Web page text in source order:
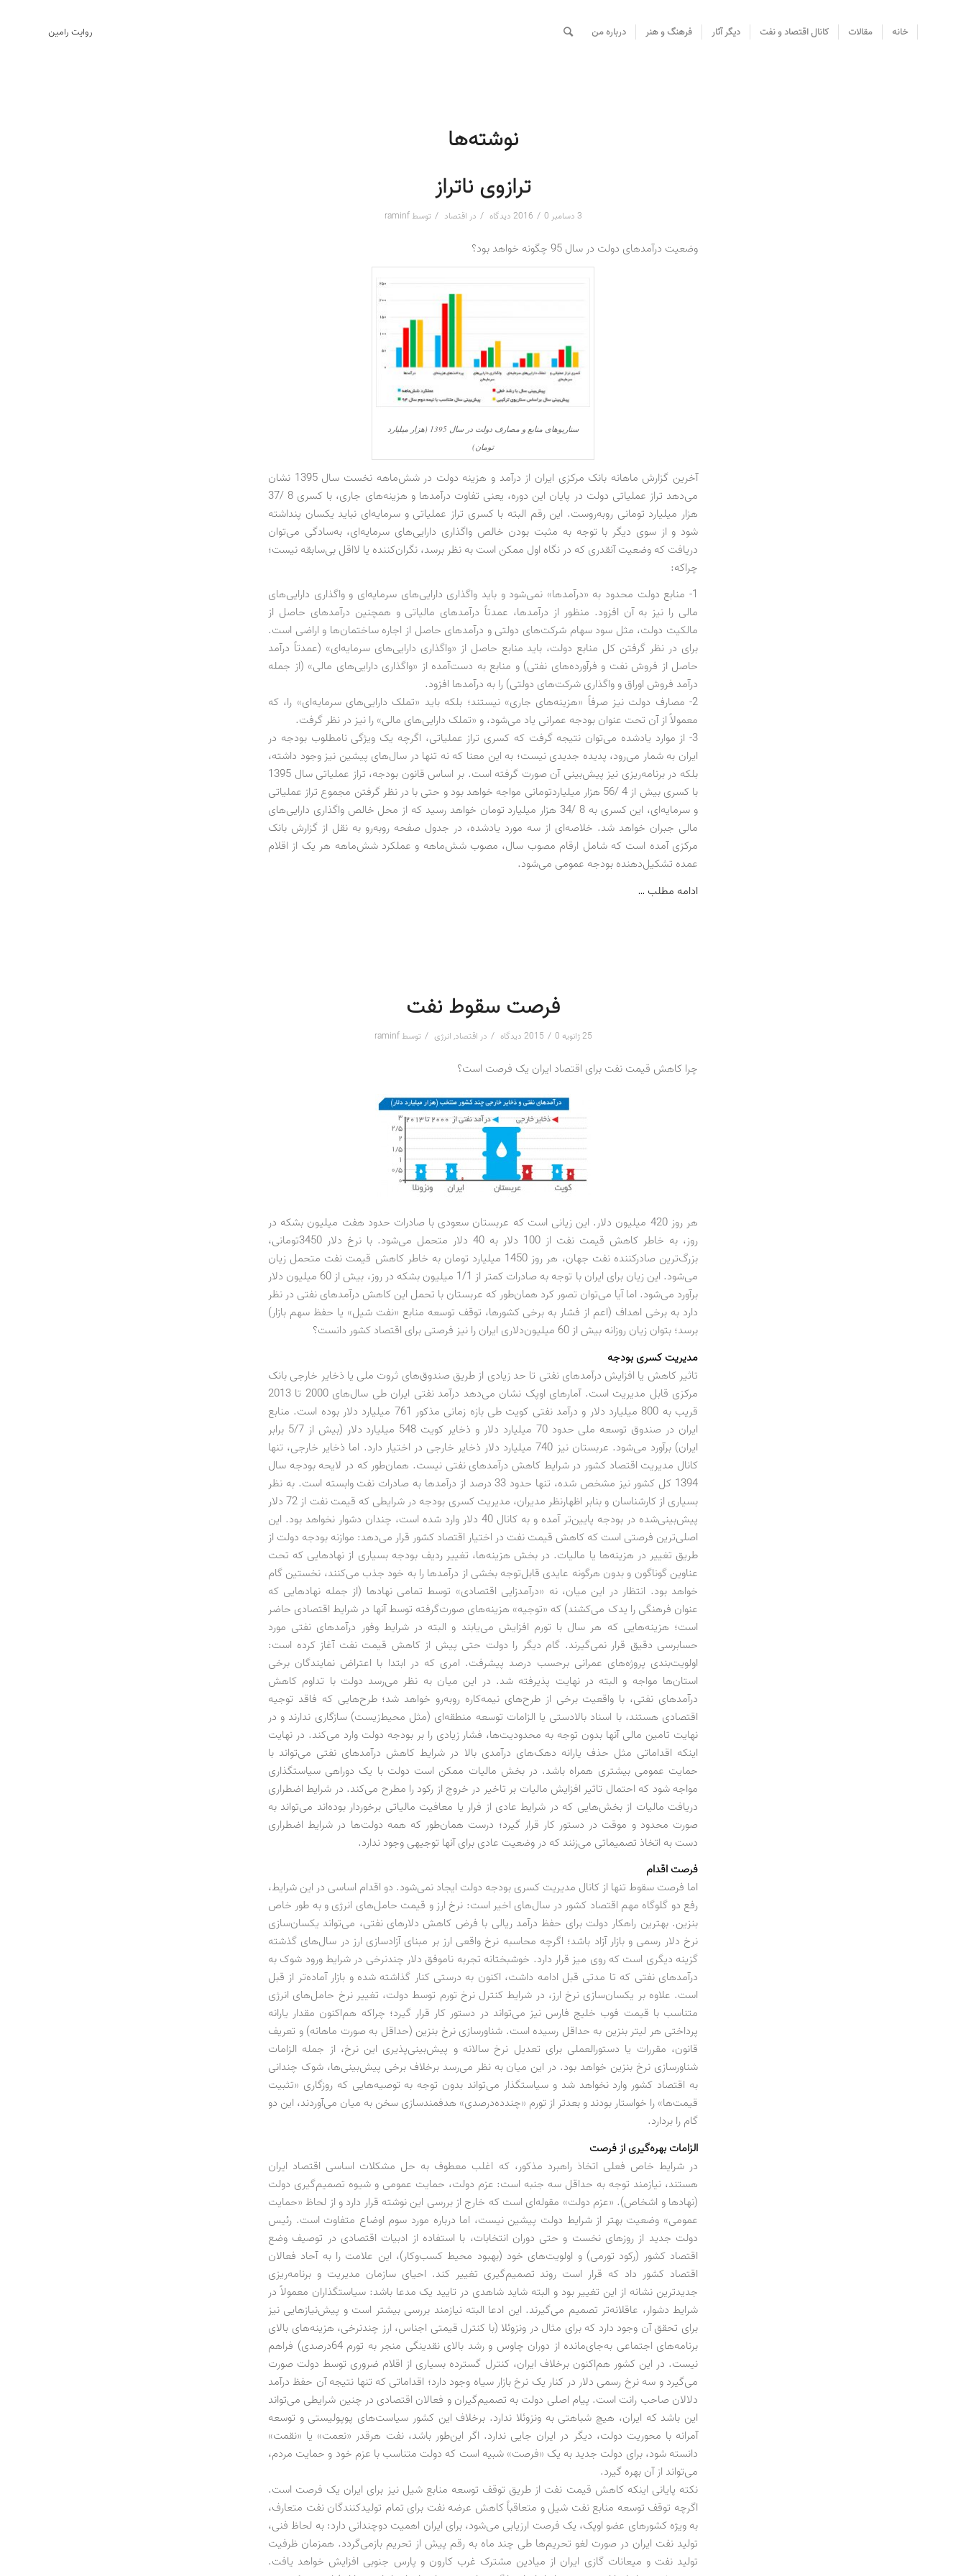
روایت رامین خانه مقالات کانال اقتصاد و نفت دیگر آثار فرهنگ و هنر درباره من
نوشته‌ها
ترازوی ناتراز
3 دسامبر 2016 / 0 دیدگاه / در اقتصاد / توسطraminf
وضعیت درآمدهای دولت در سال 95 چگونه خواهد بود؟
سناریوهای منابع و مصارف دولت در سال 1395 (هزار میلیارد
تومان)
آخرین گزارش ماهانه بانک مرکزی ایران از درآمد و هزینه دولت در شش‌ماهه نخست سال 1395 نشان
می‌دهد تراز عملیاتی دولت در پایان این دوره، یعنی تفاوت درآمدها و هزینه‌های جاری، با کسری 8 /37
هزار میلیارد تومانی روبه‌روست. این رقم البته با کسری تراز عملیاتی و سرمایه‌ای نباید یکسان پنداشته
شود و از سوی دیگر با توجه به مثبت بودن خالص واگذاری دارایی‌های سرمایه‌ای، به‌سادگی می‌توان
دریافت که وضعیت آنقدری که در نگاه اول ممکن است به نظر برسد، نگران‌کننده یا لااقل بی‌سابقه نیست؛
چراکه:
1- منابع دولت محدود به «درآمدها» نمی‌شود و باید واگذاری دارایی‌های سرمایه‌ای و واگذاری دارایی‌های
مالی را نیز به آن افزود. منظور از درآمدها، عمدتاً درآمدهای مالیاتی و همچنین درآمدهای حاصل از
مالکیت دولت، مثل سود سهام شرکت‌های دولتی و درآمدهای حاصل از اجاره ساختمان‌ها و اراضی است.
برای در نظر گرفتن کل منابع دولت، باید منابع حاصل از «واگذاری دارایی‌های سرمایه‌ای» (عمدتاً درآمد
حاصل از فروش نفت و فرآورده‌های نفتی) و منابع به دست‌آمده از «واگذاری دارایی‌های مالی» (از جمله
درآمد فروش اوراق و واگذاری شرکت‌های دولتی) را به درآمدها افزود.
2- مصارف دولت نیز صرفاً «هزینه‌های جاری» نیستند؛ بلکه باید «تملک دارایی‌های سرمایه‌ای» را، که
معمولاً از آن تحت عنوان بودجه عمرانی یاد می‌شود، و «تملک دارایی‌های مالی» را نیز در نظر گرفت.
3- از موارد یادشده می‌توان نتیجه گرفت که کسری تراز عملیاتی، اگرچه یک ویژگی نامطلوب بودجه در
ایران به شمار می‌رود، پدیده جدیدی نیست؛ به این معنا که نه تنها در سال‌های پیشین نیز وجود داشته،
بلکه در برنامه‌ریزی نیز پیش‌بینی آن صورت گرفته است. بر اساس قانون بودجه، تراز عملیاتی سال 1395
با کسری بیش از 4 /56 هزار میلیارد‌تومانی مواجه خواهد بود و حتی با در نظر گرفتن مجموع تراز عملیاتی
و سرمایه‌ای، این کسری به 8 /34 هزار میلیارد تومان خواهد رسید که از محل خالص واگذاری دارایی‌های
مالی جبران خواهد شد. خلاصه‌ای از سه مورد یادشده، در جدول صفحه روبه‌رو به نقل از گزارش بانک
مرکزی آمده است که شامل ارقام مصوب سال، مصوب شش‌ماهه و عملکرد شش‌ماهه هر یک از اقلام
عمده تشکیل‌دهنده بودجه عمومی می‌شود.
ادامه مطلب …
فرصت سقوط نفت
25 ژانویه 2015 / 0 دیدگاه / در اقتصاد, انرژی / توسطraminf
چرا کاهش قیمت نفت برای اقتصاد ایران یک فرصت است؟
هر روز 420 میلیون دلار‍. این زیانی است که عربستان سعودی با صادرات حدود هفت میلیون بشکه در
روز، به خاطر کاهش قیمت نفت از 100 دلار به 40 دلار متحمل می‌شود. با نرخ دلار 3450تومانی،
بزرگ‌ترین صادرکننده نفت جهان، هر روز 1450 میلیارد تومان به خاطر کاهش قیمت نفت متحمل زیان
می‌شود. این زیان برای ایران با توجه به صادرات کمتر از 1/1 میلیون بشکه در روز، بیش از 60 میلیون دلار
برآورد می‌شود. اما آیا می‌توان تصور کرد همان‌طور که عربستان با تحمل این کاهش درآمدهای نفتی در نظر
دارد به برخی اهداف (اعم از فشار به برخی کشورها، توقف توسعه منابع «نفت شیل» یا حفظ سهم بازار)
برسد؛ بتوان زیان روزانه بیش از 60 میلیون‌دلاری ایران را نیز فرصتی برای اقتصاد کشور دانست؟
مدیریت کسری بودجه
تاثیر کاهش یا افزایش درآمدهای نفتی تا حد زیادی از طریق صندوق‌های ثروت ملی یا ذخایر خارجی بانک
مرکزی قابل مدیریت است. آمارهای اوپک نشان می‌دهد درآمد نفتی ایران طی سال‌های 2000 تا 2013
قریب به 800 میلیارد دلار و درآمد نفتی کویت طی بازه زمانی مذکور 761 میلیارد دلار بوده است. منابع
ایران در صندوق توسعه ملی حدود 70 میلیارد دلار و ذخایر کویت 548 میلیارد دلار (بیش از 5/7 برابر
ایران) برآورد می‌شود. عربستان نیز 740 میلیارد دلار ذخایر خارجی در اختیار دارد. اما ذخایر خارجی، تنها
کانال مدیریت اقتصاد کشور در شرایط کاهش درآمدهای نفتی نیست. همان‌طور که در لایحه بودجه سال
1394 کل کشور نیز مشخص شده، تنها حدود 33 درصد از درآمدها به صادرات نفت وابسته است. به نظر
بسیاری از کارشناسان و بنابر اظهارنظر مدیران، مدیریت کسری بودجه در شرایطی که قیمت نفت از 72 دلار
پیش‌بینی‌شده در بودجه پایین‌تر آمده و به کانال 40 دلار وارد شده است، چندان دشوار نخواهد بود. این
اصلی‌ترین فرصتی است که کاهش قیمت نفت در اختیار اقتصاد کشور قرار می‌دهد: موازنه بودجه دولت از
طریق تغییر در هزینه‌ها یا مالیات. در بخش هزینه‌ها، تغییر ردیف بودجه بسیاری از نهادهایی که تحت
عناوین گوناگون و بدون هرگونه عایدی قابل‌توجه بخشی از درآمدها را به خود جذب می‌کنند، نخستین گام
خواهد بود. انتظار در این میان، نه «درآمدزایی اقتصادی» توسط تمامی نهادها (از جمله نهادهایی که
عنوان فرهنگی را یدک می‌کشند) که «توجیه» هزینه‌های صورت‌گرفته توسط آنها در شرایط اقتصادی حاضر
است؛ هزینه‌هایی که هر سال با تورم افزایش می‌یابند و البته در شرایط وفور درآمدهای نفتی مورد
حسابرسی دقیق قرار نمی‌گیرند. گام دیگر را دولت حتی پیش از کاهش قیمت نفت آغاز کرده است:
اولویت‌بندی پروژه‌های عمرانی بر‌حسب درصد پیشرفت. امری که در ابتدا با اعتراض نمایندگان برخی
استان‌ها مواجه و البته در نهایت پذیرفته شد. در این میان به نظر می‌رسد دولت با تداوم کاهش
درآمدهای نفتی، با واقعیت برخی از طرح‌های نیمه‌کاره روبه‌رو خواهد شد؛ طرح‌هایی که فاقد توجیه
اقتصادی هستند، با اسناد بالادستی یا الزامات توسعه منطقه‌ای (مثل محیط‌زیست) سازگاری ندارند و در
نهایت تامین مالی آنها بدون توجه به محدودیت‌ها، فشار زیادی را بر بودجه دولت وارد می‌کند. در نهایت
اینکه اقداماتی مثل حذف یارانه دهک‌های درآمدی بالا در شرایط کاهش درآمدهای نفتی می‌تواند با
حمایت عمومی بیشتری همراه باشد. در بخش مالیات ممکن است دولت با یک دوراهی سیاستگذاری
مواجه شود که احتمال تاثیر افزایش مالیات بر تاخیر در خروج از رکود را مطرح می‌کند. در شرایط اضطراری
دریافت مالیات از بخش‌هایی که در شرایط عادی از فرار یا معافیت مالیاتی برخوردار بوده‌اند می‌تواند به
صورت محدود و موقت در دستور کار قرار گیرد؛ درست همان‌طور که همه دولت‌ها در شرایط اضطراری
دست به اتخاذ تصمیماتی می‌زنند که در وضعیت عادی برای آنها توجیهی وجود ندارد.
فرصت اقدام
اما فرصت سقوط تنها از کانال مدیریت کسری بودجه دولت ایجاد نمی‌شود. دو اقدام اساسی در این شرایط،
رفع دو گلوگاه مهم اقتصاد کشور در سال‌های اخیر است: نرخ ارز و قیمت حامل‌های انرژی و به طور خاص
بنزین. بهترین راهکار دولت برای حفظ درآمد ریالی با فرض کاهش دلارهای نفتی، می‌تواند یکسان‌سازی
نرخ دلار رسمی و بازار آزاد باشد؛ اگرچه محاسبه نرخ واقعی ارز بر مبنای آزادسازی ارز در سال‌های گذشته
گزینه دیگری است که روی میز قرار دارد. خوشبختانه تجربه ناموفق دلار چندنرخی در شرایط ورود شوک به
درآمدهای نفتی که تا مدتی قبل ادامه داشت، اکنون به درستی کنار گذاشته شده و بازار آماده‌تر از قبل
است. علاوه بر یکسان‌سازی نرخ ارز، در شرایط کنترل نرخ تورم توسط دولت، تغییر نرخ حامل‌های انرژی
متناسب با قیمت فوب خلیج فارس نیز می‌تواند در دستور کار قرار گیرد؛ چراکه هم‌اکنون مقدار یارانه
پرداختی هر لیتر بنزین به حداقل رسیده است. شناورسازی نرخ بنزین (حداقل به صورت ماهانه) و تعریف
قانون، مقررات یا دستورالعملی برای تعدیل نرخ سالانه و پیش‌بینی‌پذیری این نرخ، از جمله الزامات
شناورسازی نرخ بنزین خواهد بود. در این میان به نظر می‌رسد برخلاف برخی پیش‌بینی‌ها، شوک چندانی
به اقتصاد کشور وارد نخواهد شد و سیاستگذار می‌تواند بدون توجه به توصیه‌هایی که روزگاری «تثبیت
قیمت‌ها» را خواستار بودند و بعدتر از تورم «چندده‌درصدی» هدفمندسازی سخن به میان می‌آوردند، این دو
گام را بردارد.
الزامات بهره‌گیری از فرصت
در شرایط خاص فعلی اتخاذ راهبرد مذکور، که اغلب معطوف به حل مشکلات اساسی اقتصاد ایران
هستند، نیازمند توجه به حداقل سه جنبه است: عزم دولت، حمایت عمومی و شیوه تصمیم‌گیری دولت
(نهادها و اشخاص). «عزم دولت» مقوله‌ای است که خارج از بررسی این نوشته قرار دارد و از لحاظ «حمایت
عمومی» وضعیت بهتر از شرایط دولت پیشین نیست، اما درباره مورد سوم اوضاع متفاوت است. رئیس
دولت جدید از روزهای نخست و حتی دوران انتخابات، با استفاده از ادبیات اقتصادی در توصیف وضع
اقتصاد کشور (رکود تورمی) و اولویت‌های خود (بهبود محیط کسب‌وکار)، این علامت را به آحاد فعالان
اقتصاد کشور داد که قرار است روند تصمیم‌گیری تغییر کند. احیای سازمان مدیریت و برنامه‌ریزی
جدیدترین نشانه از این تغییر بود و البته شاید شاهدی در تایید یک مدعا باشد: سیاستگذاران معمولاً در
شرایط دشوار، عاقلانه‌تر تصمیم می‌گیرند. این ادعا البته نیازمند بررسی بیشتر است و پیش‌‌نیازهایی نیز
برای تحقق آن وجود دارد که برای مثال در ونزوئلا (با کنترل قیمتی اجناس، ارز چندنرخی، هزینه‌های بالای
برنامه‌های اجتماعی به‌جای‌مانده از دوران چاوس و رشد بالای نقدینگی منجر به تورم 64درصدی) فراهم
نیست. در این کشور هم‌اکنون برخلاف ایران، کنترل گسترده بسیاری از اقلام ضروری توسط دولت صورت
می‌گیرد و سه نرخ رسمی دلار در کنار یک نرخ بازار سیاه وجود دارد؛ اقداماتی که تنها نتیجه آن حفظ درآمد
دلالان صاحب رانت است. پیام اصلی دولت به تصمیم‌گیران و فعالان اقتصادی در چنین شرایطی می‌تواند
این باشد که ایران، هیچ شباهتی به ونزوئلا ندارد. برخلاف این کشور سیاست‌های پوپولیستی و توسعه
آمرانه با محوریت دولت، دیگر در ایران جایی ندارد. اگر این‌طور باشد، نفت هرقدر «نعمت» یا «نقمت»
دانسته شود، برای دولت جدید به یک «فرصت» شبیه است که دولت متناسب با عزم خود و حمایت مردم،
می‌تواند از آن بهره گیرد.
نکته پایانی اینکه کاهش قیمت نفت از طریق توقف توسعه منابع شیل نیز برای ایران یک فرصت است.
اگرچه توقف توسعه منابع نفت شیل و متعاقباً کاهش عرضه نفت برای تمام تولیدکنندگان نفت متعارف،
به ویژه کشورهای عضو اوپک، یک فرصت ارزیابی می‌شود، برای ایران اهمیت دوچندانی دارد: به لحاظ فنی،
تولید نفت ایران در صورت لغو تحریم‌ها طی چند ماه به رقم پیش از تحریم بازمی‌گردد. همزمان ظرفیت
تولید نفت و میعانات گازی ایران از میادین مشترک غرب کارون و پارس جنوبی افزایش خواهد یافت.